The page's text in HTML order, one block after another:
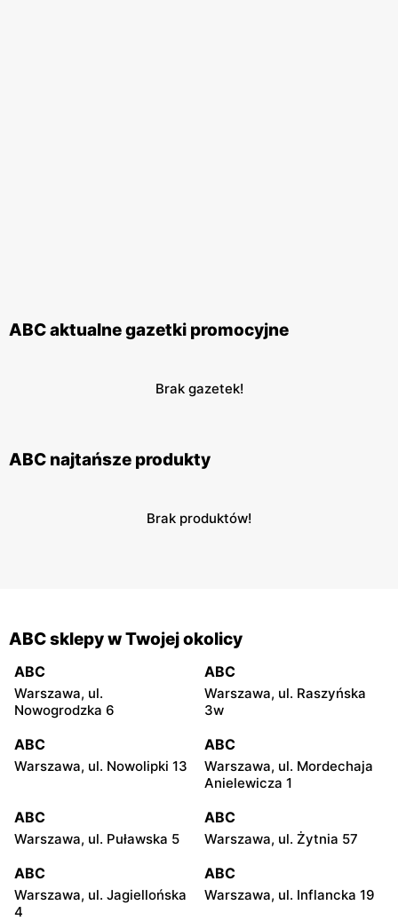
ABC aktualne gazetki promocyjne
Brak gazetek!
ABC najtańsze produkty
Brak produktów!
ABC sklepy w Twojej okolicy
ABC
Warszawa, ul.
Nowogrodzka 6
ABC
Warszawa, ul. Raszyńska
3w
ABC
Warszawa, ul. Nowolipki 13
ABC
Warszawa, ul. Mordechaja
Anielewicza 1
ABC
Warszawa, ul. Puławska 5
ABC
Warszawa, ul. Żytnia 57
ABC
Warszawa, ul. Jagiellońska
4
ABC
Warszawa, ul. Inflancka 19